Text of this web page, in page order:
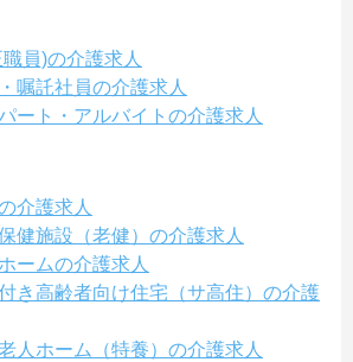
員)の介護求人
嘱託社員の介護求人
ート・アルバイトの介護求人
介護求人
健施設（老健）の介護求人
ームの介護求人
き高齢者向け住宅（サ高住）の介護
人ホーム（特養）の介護求人